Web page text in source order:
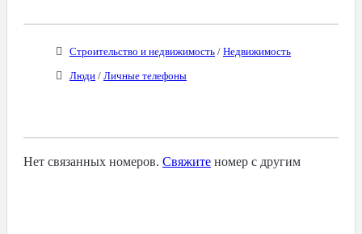
Строительство и недвижимость / Недвижимость
Люди / Личные телефоны
Нет связанных номеров. Свяжите номер с другим